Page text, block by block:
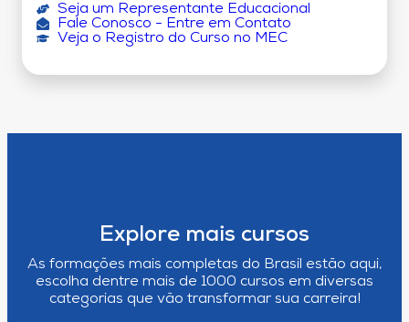
Seja um Representante Educacional
Fale Conosco - Entre em Contato
Veja o Registro do Curso no MEC
Explore mais cursos
As formações mais completas do Brasil estão aqui,
escolha dentre mais de 1000 cursos em diversas
categorias que vão transformar sua carreira!